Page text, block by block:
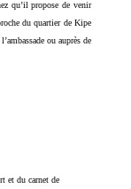
qu’il propose de venir
du quartier de Kipe
ou auprès de
et du carnet de